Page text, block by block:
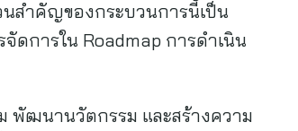
นสำคัญของกระบวนการนี้เป็น
การใน Roadmap การดำเนิน
พัฒนานวัตกรรม และสร้างความ